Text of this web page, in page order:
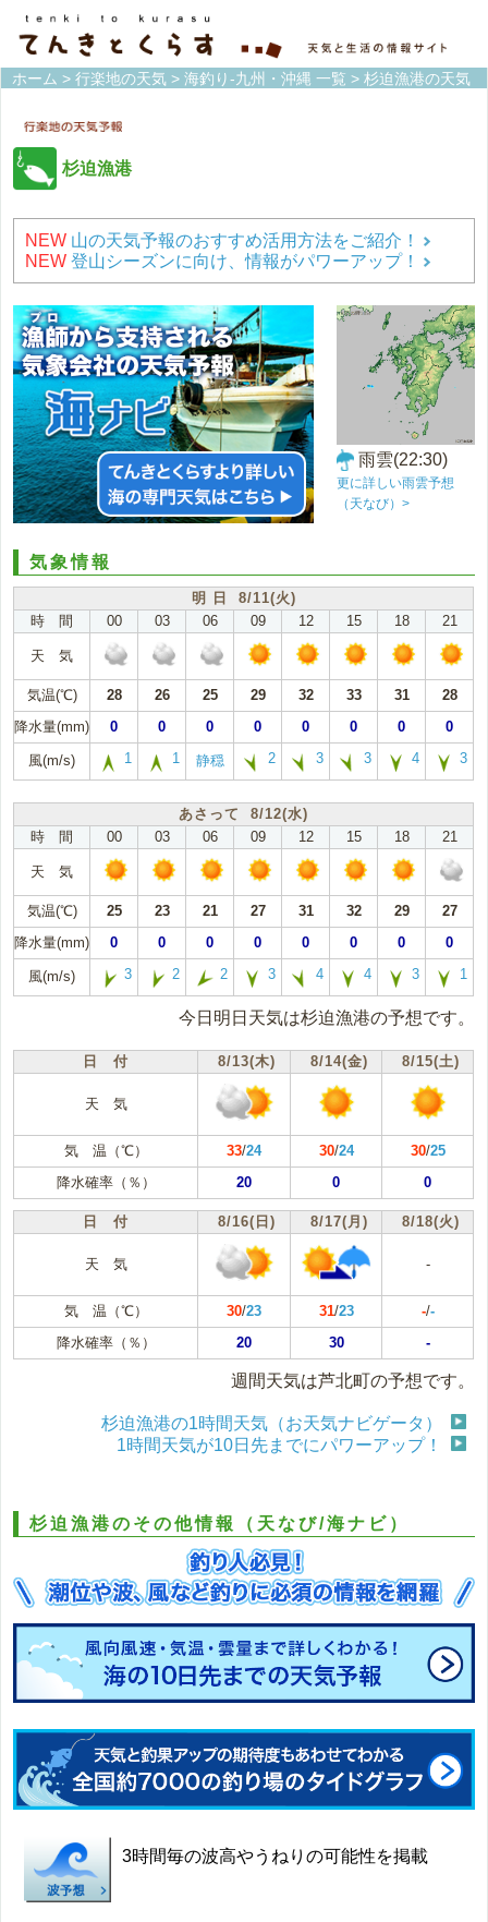
ホーム > 行楽地の天気 > 海釣り-九州・沖縄 一覧 > 杉迫漁港の天気
杉迫漁港
NEW 山の天気予報のおすすめ活用方法をご紹介！
NEW 登山シーズンに向け、情報がパワーアップ！
雨雲(22:30)
更に詳しい雨雲予想
（天なび）>
気象情報
明 日 8/11(火)
時 間
00 03 06 09 12 15 18 21
天 気
気温(℃) 28 26 25 29 32 33 31
28
降水量(mm)
0 0 0 0 0 0 0 0
風(m/s) 1 1 静穏 2 3 3 4 3
あさって 8/12(水)
時 間
00 03 06 09 12 15 18 21
天 気
気温(℃) 25 23 21 27 31 32 29
27
降水量(mm)
0 0 0 0 0 0 0 0
風(m/s) 3 2 2 3 4 4 3 1
今日明日天気は杉迫漁港の予想です。
日 付 8/13(木) 8/14(金) 8/15(土)
天 気
気 温（℃） 33/24 30/24 30/25
降水確率（％）
20 0 0
日 付 8/16(日) 8/17(月) 8/18(火)
天 気 -
気 温（℃） 30/23 31/23 -/-
降水確率（％）
20 30 -
週間天気は芦北町の予想です。
杉迫漁港の1時間天気（お天気ナビゲータ）
1時間天気が10日先までにパワーアップ！
杉迫漁港のその他情報（天なび/海ナビ）
3時間毎の波高やうねりの可能性を掲載